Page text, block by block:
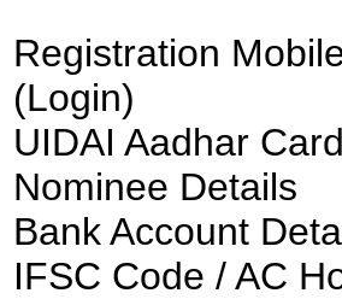
Registration
(Login)
UIDAI Aadhar
Nominee Details
Bank Account
IFSC Code / AC